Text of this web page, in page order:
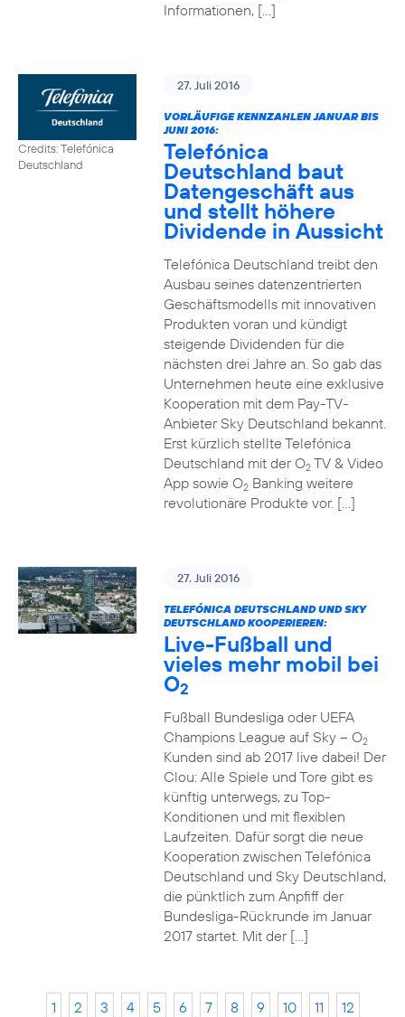
Informationen, […]
Credits: Telefónica
Deutschland
27. Juli 2016
VORLÄUFIGE KENNZAHLEN JANUAR BIS
JUNI 2016:
Telefónica
Deutschland baut
Datengeschäft aus
und stellt höhere
Dividende in Aussicht
Telefónica Deutschland treibt den
Ausbau seines datenzentrierten
Geschäftsmodells mit innovativen
Produkten voran und kündigt
steigende Dividenden für die
nächsten drei Jahre an. So gab das
Unternehmen heute eine exklusive
Kooperation mit dem Pay-TV-
Anbieter Sky Deutschland bekannt.
Erst kürzlich stellte Telefónica
Deutschland mit der O2TV & Video
App sowie O2Banking weitere
revolutionäre Produkte vor. […]
27. Juli 2016
TELEFÓNICA DEUTSCHLAND UND SKY
DEUTSCHLAND KOOPERIEREN:
Live-Fußball und
vieles mehr mobil bei
O2
Fußball Bundesliga oder UEFA
Champions League auf Sky – O2
Kunden sind ab 2017 live dabei! Der
Clou: Alle Spiele und Tore gibt es
künftig unterwegs, zu Top-
Konditionen und mit flexiblen
Laufzeiten. Dafür sorgt die neue
Kooperation zwischen Telefónica
Deutschland und Sky Deutschland,
die pünktlich zum Anpfiff der
Bundesliga-Rückrunde im Januar
2017 startet. Mit der […]
1 2 3 4 5 6 7 8 9 10 11
12